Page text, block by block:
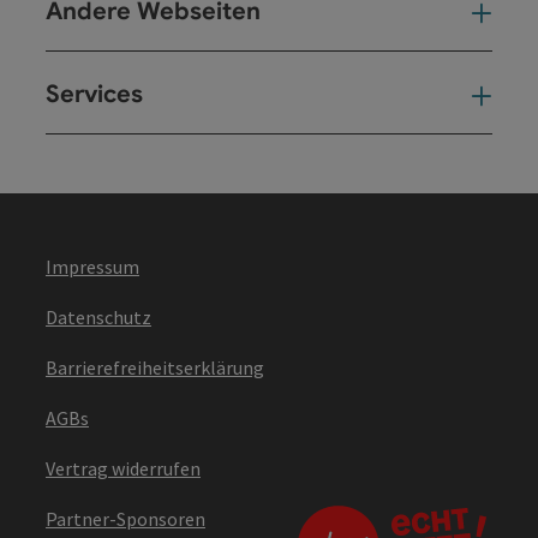
Andere Webseiten
Services
Impressum
Datenschutz
Barrierefreiheitserklärung
AGBs
Vertrag widerrufen
Partner-Sponsoren